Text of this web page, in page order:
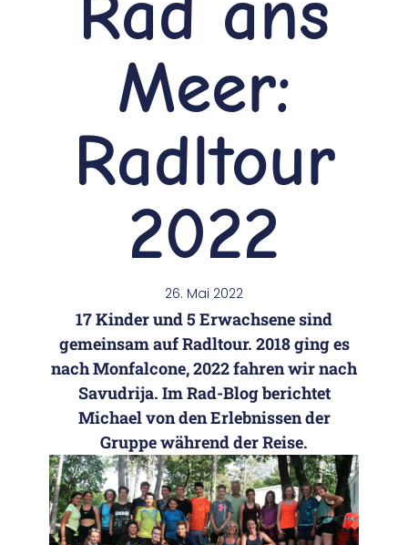
Meer:
Radltour
2022
26. Mai 2022
17 Kinder und 5 Erwachsene sind
gemeinsam auf Radltour. 2018 ging es
nach Monfalcone, 2022 fahren wir nach
Savudrija. Im Rad-Blog berichtet
Michael von den Erlebnissen der
Gruppe während der Reise.